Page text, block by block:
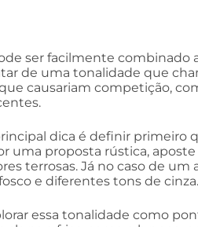
ser facilmente combinado
de uma tonalidade que
causariam competição,
dica é definir primeiro
uma proposta rústica,
terrosas. Já no caso de
e diferentes tons de cinza.
essa tonalidade como